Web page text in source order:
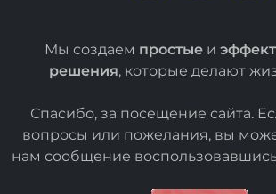
Мы создаем простые и
решения, которые делают
Спасибо, за посещение сайта.
вопросы или пожелания, вы
нам сообщение